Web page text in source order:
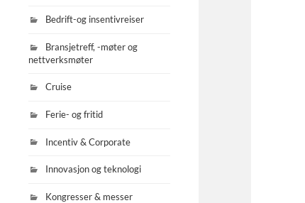
Bedrift-og insentivreiser
Bransjetreff, -møter og
nettverksmøter
Cruise
Ferie- og fritid
Incentiv & Corporate
Innovasjon og teknologi
Kongresser & messer